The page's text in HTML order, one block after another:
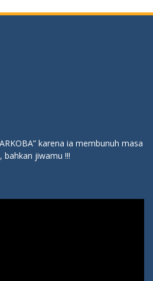
karena ia membunuh masa
bahkan jiwamu !!!